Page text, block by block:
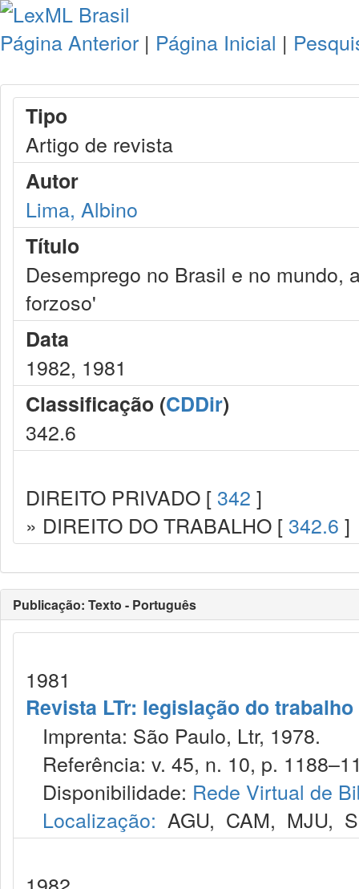
Página Anterior | Página Inicial |
Tipo
Artigo de revista
Autor
Lima, Albino
Título
Desemprego no Brasil e no
forzoso'
Data
1982, 1981
Classificação (CDDir)
342.6
DIREITO PRIVADO [ 342 ]
» DIREITO DO TRABALHO [ 342.6 ]
Publicação: Texto - Português
1981
Revista LTr: legislação do trabalho
Imprenta: São Paulo, Ltr, 1978.
Referência: v. 45, n. 10, p.
Disponibilidade: Rede Virtual de
Localização: AGU, CAM, MJU,